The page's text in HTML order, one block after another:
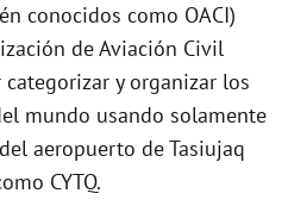
conocidos como OACI)
de Aviación Civil
y organizar los
mundo usando solamente
aeropuerto de Tasiujaq
CYTQ.